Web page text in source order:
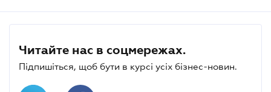
Читайте нас в соцмережах.
Підпишіться, щоб бути в курсі усіх бізнес-новин.